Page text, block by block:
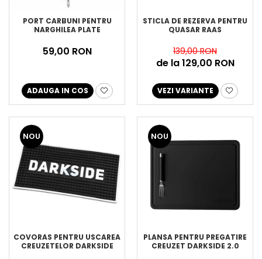
PORT CARBUNI PENTRU
NARGHILEA PLATE
59,00 RON
ADAUGA IN COS
STICLA DE REZERVA PENTRU
QUASAR RAAS
139,00 RON
de la 129,00 RON
VEZI VARIANTE
NOU
COVORAS PENTRU USCAREA
CREUZETELOR DARKSIDE
NOU
PLANSA PENTRU PREGATIRE
CREUZET DARKSIDE 2.0